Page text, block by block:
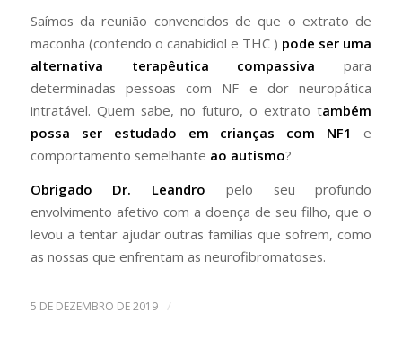
Saímos da reunião convencidos de que o extrato de
maconha (contendo o canabidiol e THC ) pode ser uma
alternativa terapêutica compassiva para
determinadas pessoas com NF e dor neuropática
intratável. Quem sabe, no futuro, o extrato também
possa ser estudado em crianças com NF1
e
comportamento semelhante ao autismo?
Obrigado Dr. Leandro pelo seu profundo
envolvimento afetivo com a doença de seu filho, que o
levou a tentar ajudar outras famílias que sofrem, como
as nossas que enfrentam as neurofibromatoses.
5 DE DEZEMBRO DE 2019 /